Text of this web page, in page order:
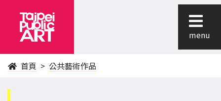
menu
首頁 公共藝術作品